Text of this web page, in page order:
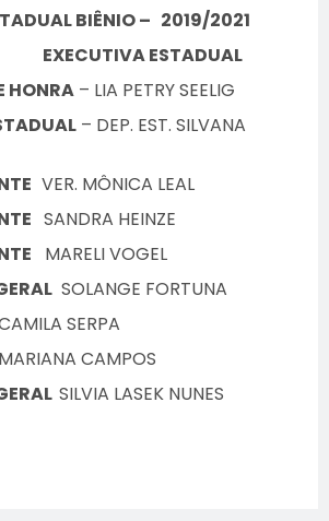
BIÊNIO – 2019/2021
EXECUTIVA ESTADUAL
HONRA – LIA PETRY SEELIG
– DEP. EST. SILVANA
VER. MÔNICA LEAL
SANDRA HEINZE
MARELI VOGEL
SOLANGE FORTUNA
SERPA
MARIANA CAMPOS
SILVIA LASEK NUNES